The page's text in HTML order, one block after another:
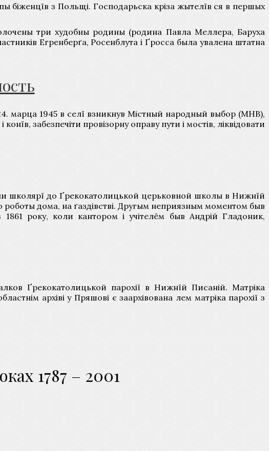
з Польщі. Господарьска кріза жытелїв ся в першых
три худобны родины (родина Павла Меллера, Баруха
Егренберґа, Росенблута і Ґросса была увалена штатна
марца 1945 в селї взникнув Містный народный выбор (МНВ),
забезпечіти провізорну оправу пути і мостів, ліквідовати
школярї до Ґрекокатолицькой церьковной школы в Нижнїй
дома, на ґаздівстві. Другым неприязным моментом быв
року, коли кантором і учітелём быв Андрій Гладоник,
Ґрекокатолицькой парохії в Нижнїй Писаній. Матріка
архіві у Пряшові є заархівована лем матріка парохії з
1787 – 2001